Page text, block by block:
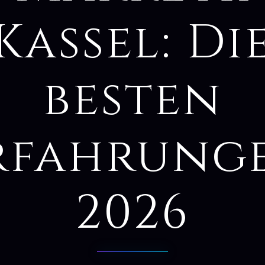
besten
2026